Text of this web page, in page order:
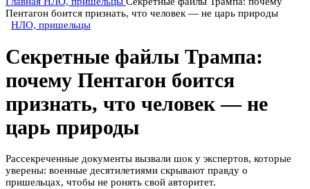
Пентагон боится признать, что человек — не царь природы
НЛО, пришельцы
Секретные файлы Трампа:
почему Пентагон боится
признать, что человек — не
царь природы
Рассекреченные документы вызвали шок у экспертов, которые
уверены: военные десятилетиями скрывают правду о
пришельцах, чтобы не ронять свой авторитет.